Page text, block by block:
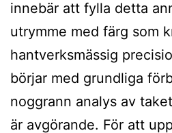
innebär att fylla detta
utrymme med färg som
hantverksmässig
börjar med grundliga
noggrann analys av
är avgörande. För att